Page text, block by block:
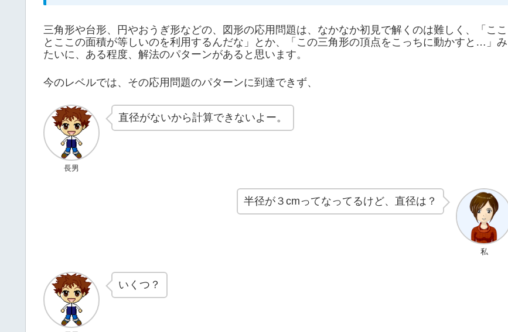
三角形や台形、円やおうぎ形などの、図形の応用問題は、なかなか初見で解くのは難しく、「ここ
とここの面積が等しいのを利用するんだな」とか、「この三角形の頂点をこっちに動かすと…」み
たいに、ある程度、解法のパターンがあると思います。
今のレベルでは、その応用問題のパターンに到達できず、
長男
直径がないから計算できないよー。
私
半径が３cmってなってるけど、直径は？
いくつ？